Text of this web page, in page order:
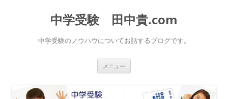
中学受験 田中貴.com
中学受験のノウハウについてお話するブログです。
メニュー